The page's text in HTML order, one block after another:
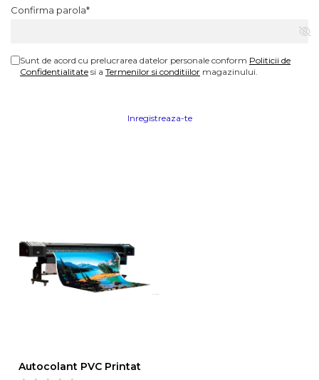
Confirma parola*
Sunt de acord cu prelucrarea datelor personale conform Politicii de
Confidentialitate si a Termenilor si conditiilor magazinului.
Inregistreaza-te
Autocolant PVC Printat